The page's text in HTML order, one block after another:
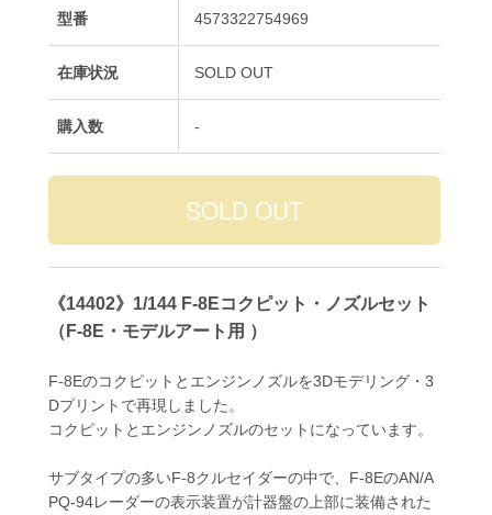
型番 4573322754969
在庫状況 SOLD OUT
購入数 -
《14402》1/144 F-8Eコクピット・ノズルセット
（F-8E・モデルアート用 ）
F-8Eのコクピットとエンジンノズルを3Dモデリング・3
Dプリントで再現しました。
コクピットとエンジンノズルのセットになっています。
サブタイプの多いF-8クルセイダーの中で、F-8EのAN/A
PQ-94レーダーの表示装置が計器盤の上部に装備された